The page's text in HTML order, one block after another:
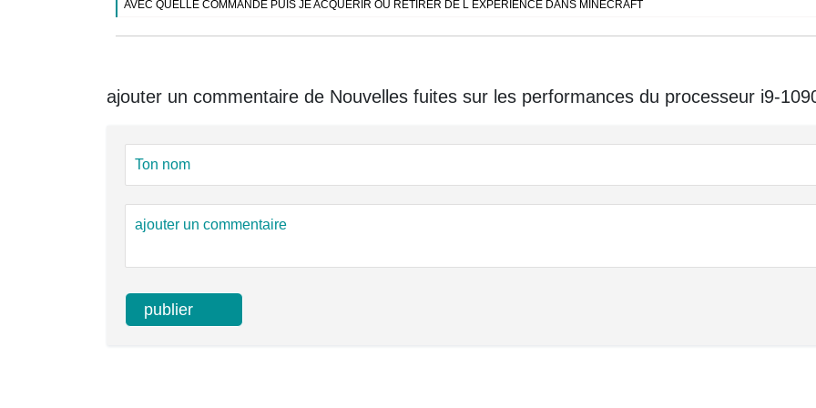
AVEC QUELLE COMMANDE PUIS JE ACQUERIR OU RETIRER DE L EXPERIENCE DANS MINECRAFT
ajouter un commentaire de Nouvelles fuites sur les performances du processeur i9-